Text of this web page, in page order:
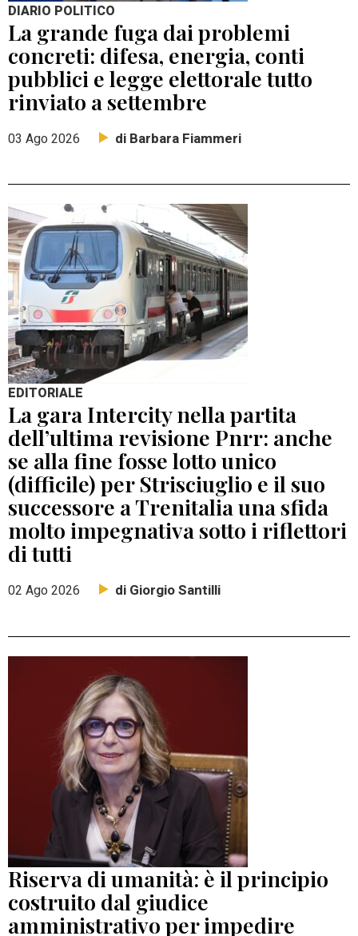
DIARIO POLITICO
La grande fuga dai problemi
concreti: difesa, energia, conti
pubblici e legge elettorale tutto
rinviato a settembre
03 Ago 2026 di Barbara Fiammeri
EDITORIALE
La gara Intercity nella partita
dell’ultima revisione Pnrr: anche
se alla fine fosse lotto unico
(difficile) per Strisciuglio e il suo
successore a Trenitalia una sfida
molto impegnativa sotto i riflettori
di tutti
02 Ago 2026 di Giorgio Santilli
Riserva di umanità: è il principio
costruito dal giudice
amministrativo per impedire